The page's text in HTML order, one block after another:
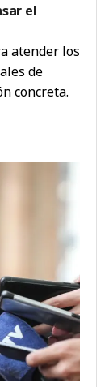
el
atender los
de
concreta.